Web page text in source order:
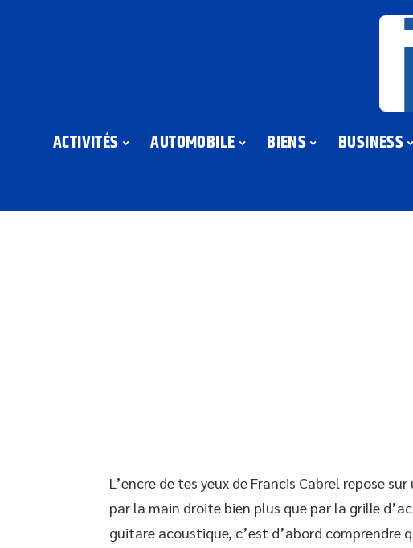
ACTIVITÉS AUTOMOBILE BIENS BUSINESS
L’encre de tes yeux de Francis Cabrel repose
par la main droite bien plus que par la grille
guitare acoustique, c’est d’abord comprendre